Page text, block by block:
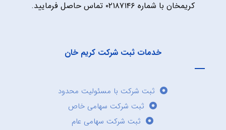
کریمخان با شماره ۰۲۱۸۷۱۴۶ تماس حاصل فرمایید.
خدمات ثبت شرکت کریم خان
ثبت شرکت با مسئولیت محدود
ثبت شرکت سهامی خاص
ثبت شرکت سهامی عام